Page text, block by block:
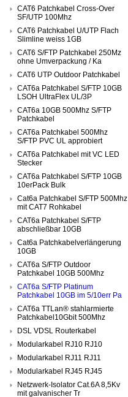
CAT6 Patchkabel Cross-Over
SF/UTP 100Mhz
CAT6 Patchkabel U/UTP Flach
Slimline weiss 1GB
CAT6 S/FTP Patchkabel 250Mz
ohne Umverpackung / Ka
CAT6 UTP Outdoor Patchkabel
CAT6a Patchkabel S/FTP 10GB
LSOH UltraFlex UL/3P
CAT6a 10GB 500Mhz S/FTP
Patchkabel
CAT6a Patchkabel 500Mhz
S/FTP PVC UL approbiert
CAT6a Patchkabel mit VC LED
Stecker
CAT6a Patchkabel S/FTP 10GB
10erPack Bulk
Cat6a Patchkabel S/FTP 500Mhz
mit CAT7 Rohkabel
CAT6a Patchkabel S/FTP
abschließbar 10GB
Cat6a Patchkabelverlängerung
10GB
CAT6a S/FTP Outdoor
Patchkabel 10GB 500Mhz
CAT6a S/FTP Platinum
Patchkabel 10GB im 5/10err Pa
CAT6a TTLan® stahlarmierte
Patchkabel10Gbit 500Mhz
DSL VDSL Routerkabel
Modularkabel RJ10 RJ10
Modularkabel RJ11 RJ11
Modularkabel RJ45 RJ45
Netzwerk-Isolator Cat.6A 8,5Kv
mit galvanischer Tr